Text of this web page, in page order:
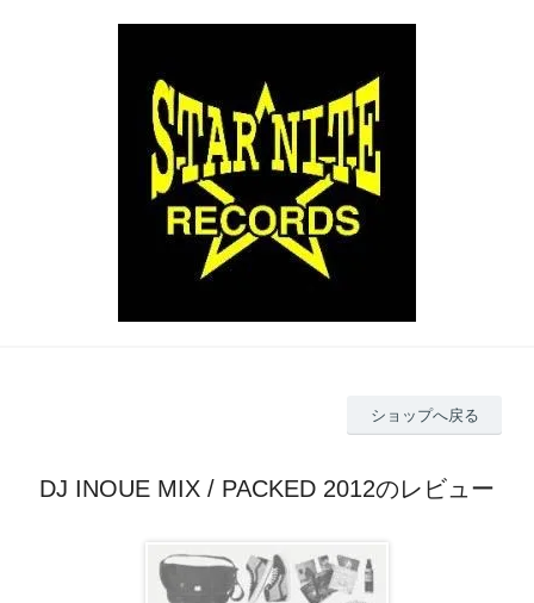
ショップへ戻る
DJ INOUE MIX / PACKED 2012のレビュー